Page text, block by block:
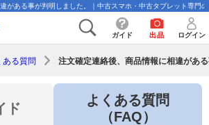
がある事が判明しました。｜中古スマホ・中古タブレット専門
ガイド 出品 ログイン
ある質問 注文確定連絡後、商品情報に相違があ
ド
よくある質問
（FAQ）